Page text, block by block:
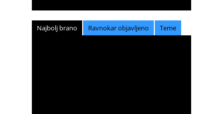
Najbolj brano Ravnokar objavljeno Teme